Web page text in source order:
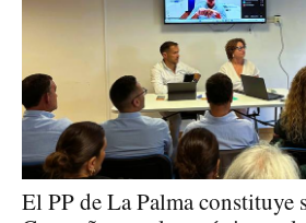
El PP de La Palma constituye